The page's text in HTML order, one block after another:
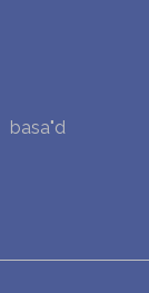
basa"d